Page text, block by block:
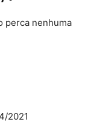
perca nenhuma
2021